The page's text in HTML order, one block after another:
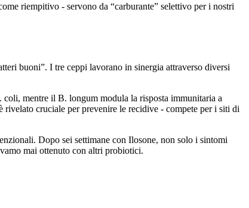
riempitivo - servono da “carburante” selettivo per i nostri
buoni”. I tre ceppi lavorano in sinergia attraverso diversi
mentre il B. longum modula la risposta immunitaria a
cruciale per prevenire le recidive - compete per i siti di
Dopo sei settimane con Ilosone, non solo i sintomi
mai ottenuto con altri probiotici.